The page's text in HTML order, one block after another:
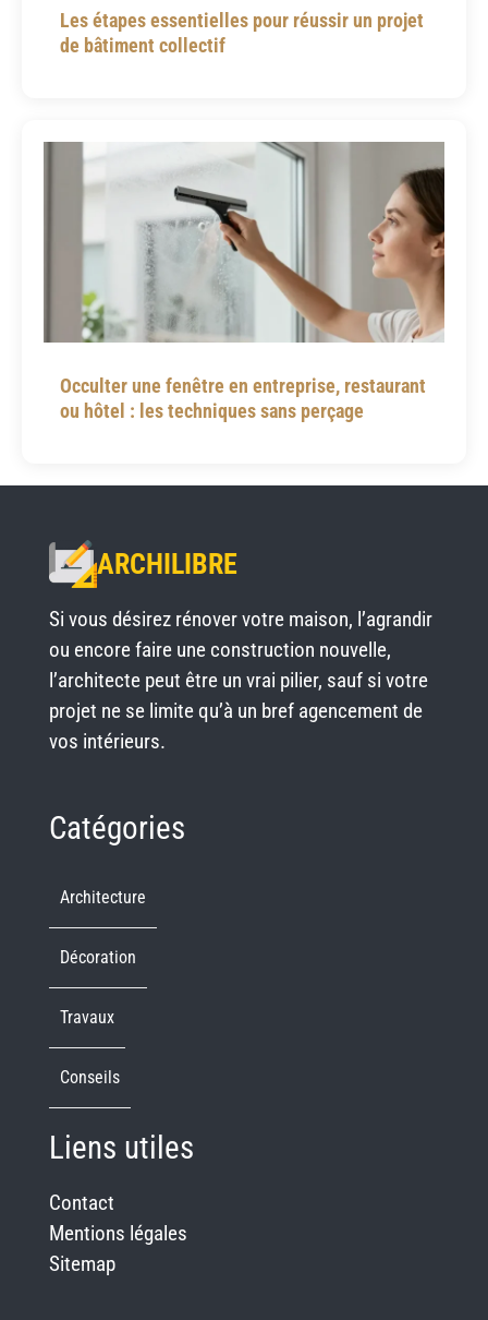
Les étapes essentielles pour réussir un projet
de bâtiment collectif
Occulter une fenêtre en entreprise, restaurant
ou hôtel : les techniques sans perçage
ARCHILIBRE
Si vous désirez rénover votre maison, l’agrandir
ou encore faire une construction nouvelle,
l’architecte peut être un vrai pilier, sauf si votre
projet ne se limite qu’à un bref agencement de
vos intérieurs.
Catégories
Architecture
Décoration
Travaux
Conseils
Liens utiles
Contact
Mentions légales
Sitemap